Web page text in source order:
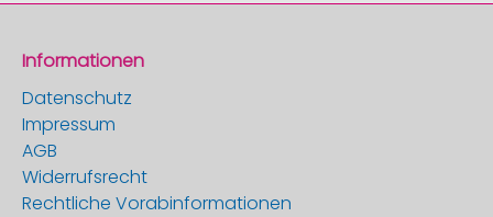
Informationen
Datenschutz
Impressum
AGB
Widerrufsrecht
Rechtliche Vorabinformationen